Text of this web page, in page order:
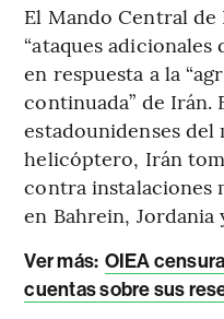
El Mando Central de
“ataques adicionales
en respuesta a la
continuada” de Irán.
estadounidenses
helicóptero, Irán
contra instalaciones
en Bahrein, Jordania
Ver más: OIEA
cuentas sobre sus